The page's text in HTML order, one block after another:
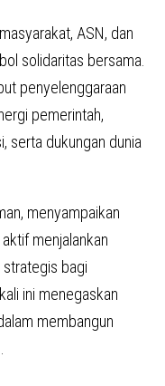
ASN, dan
solidaritas bersama.
penyelenggaraan
pemerintah,
serta dukungan dunia
menyampaikan
menjalankan
bagi
ini menegaskan
membangun